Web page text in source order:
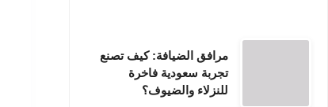
مرافق الضيافة: كيف تصنع
تجربة سعودية فاخرة
للنزلاء والضيوف؟